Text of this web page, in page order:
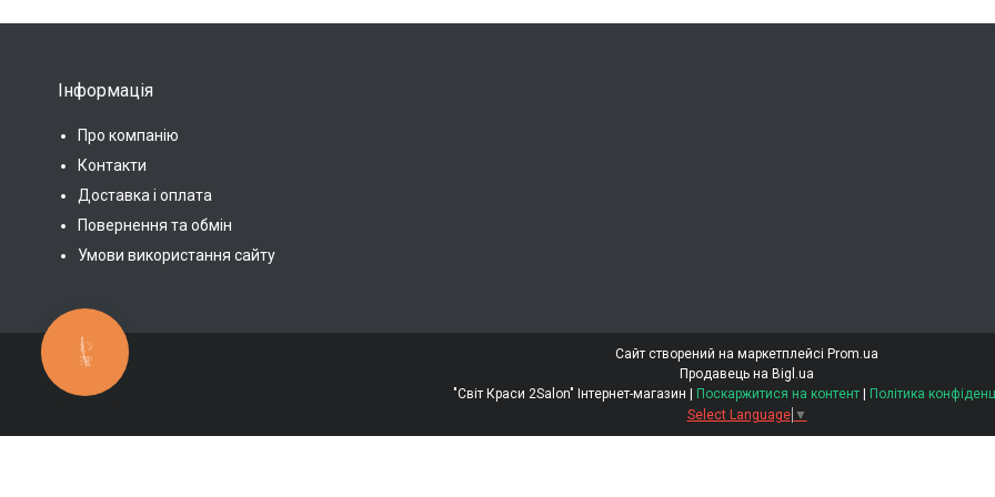
Інформація
Про компанію
Контакти
Доставка і оплата
Повернення та обмін
Умови використання сайту
Сайт створений на маркетплейсі Prom.ua
Продавець на Bigl.ua
Поскаржитися на контент
Політика
Select Language ▼
КНОПКА
ЗВ'ЯЗКУ